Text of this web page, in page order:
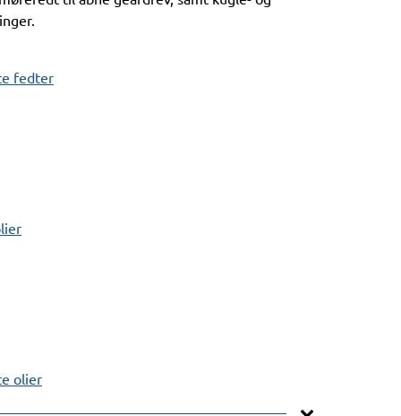
fedter
olier